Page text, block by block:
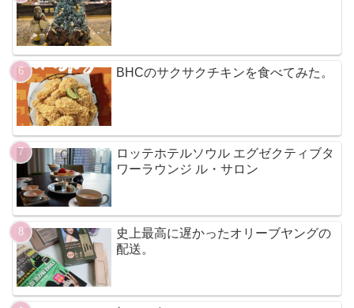
BHCのサクサクチキンを食べてみた。
ロッテホテルソウル エグゼクティブタ
ワーラウンジ ル・サロン
史上最高に遅かったオリーブヤングの
配送。